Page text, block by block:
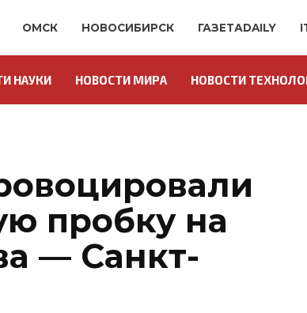
ОМСК НОВОСИБИРСК ГАЗЕТАDAILY
НАУКИ НОВОСТИ МИРА НОВОСТИ
пробку на
— Санкт-